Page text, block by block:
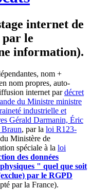
internet de
le
information).
nom +
nom propres, auto-
internet pardécret
du Ministre ministre
industrielle et
Gérald Darmanin, Éric
, par la loi R123-
Ministère de
spéciale à la loi
des données
" quel que soit
par le RGPD
par la France).